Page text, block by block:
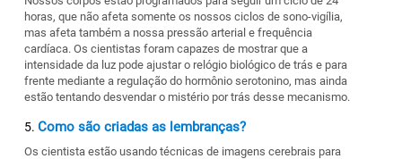
horas, que não afeta somente os nossos ciclos de sono-vigília,
mas afeta também a nossa pressão arterial e frequência
cardíaca. Os cientistas foram capazes de mostrar que a
intensidade da luz pode ajustar o relógio biológico de trás e para
frente mediante a regulação do hormônio serotonino, mas ainda
estão tentando desvendar o mistério por trás desse mecanismo.
Como são criadas as lembranças?
Os cientista estão usando técnicas de imagens cerebrais para